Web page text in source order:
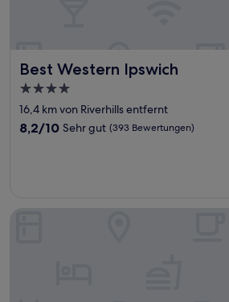
Best Western Ipswich
Best Western Ipswich
4.0-
Sterne-
Unterkunft
16,4 km von Riverhills entfernt
8.2
Bewertungen)
8,2/10 Sehr gut (393 Bewertungen)